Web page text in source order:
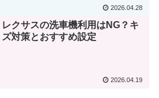
2026.04.28
レクサスの洗車機利用はNG？キ
ズ対策とおすすめ設定
2026.04.19